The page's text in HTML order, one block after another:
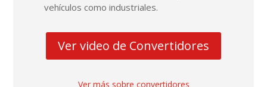
vehículos como industriales.
Ver video de Convertidores
Ver más sobre convertidores